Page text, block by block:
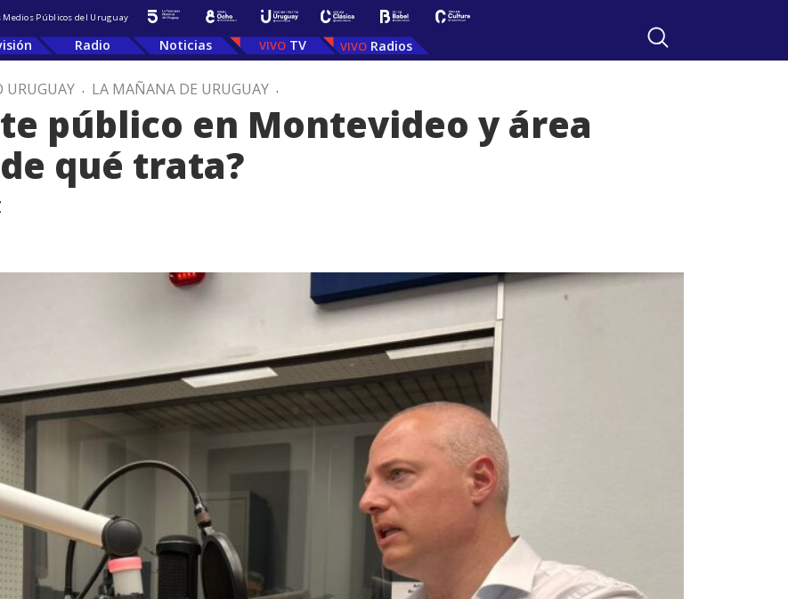
Medios Públicos del Uruguay
Radio Noticias TV Radios
URUGUAY . LA MAÑANA DE URUGUAY .
público en Montevideo y área
qué trata?